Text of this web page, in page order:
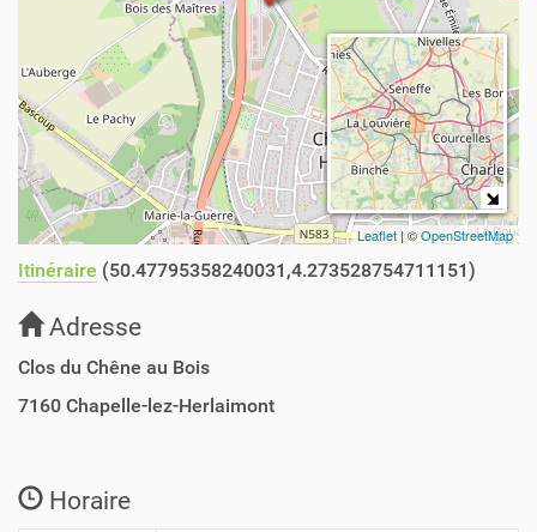
Leaflet| ©OpenStreetMap
Itinéraire (50.47795358240031,4.273528754711151)
Adresse
Clos du Chêne au Bois
7160 Chapelle-lez-Herlaimont
Horaire